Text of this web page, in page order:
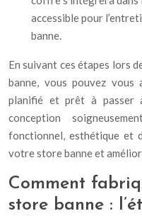
accessible pour
banne.
En suivant ces étapes lors
banne, vous pouvez
planifié et prêt à passer
conception
fonctionnel, esthétique et
votre store banne et
Comment
store banne :